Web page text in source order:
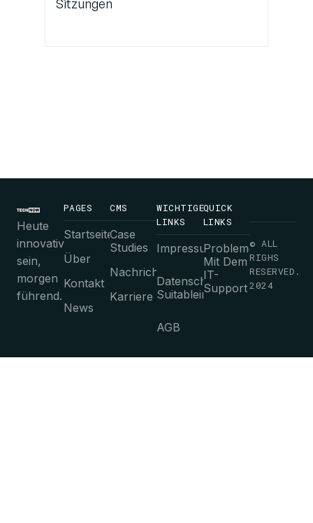
Sitzungen
Heute
innovativ
sein,
morgen
führend.
PAGES
Startseite
Über
Kontakt
News
CMS
Case
Studies
Nachrichten
Karriere
WICHTIGE
LINKS
Impressum
Datenschutz-
Suitableimmungen
AGB
QUICK
LINKS
Probleme
Mit Dem
IT-
Support
© ALL
RIGHS
RESERVED.
2024